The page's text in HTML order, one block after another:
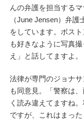
んの弁護を担当する
（June Jensen）弁
をしています。ボス
も好きなように写真
え」と話してますよ。
法律が専門のジョナ
も同意見。「警察は
く読み違えてますね
ですが、これはまった